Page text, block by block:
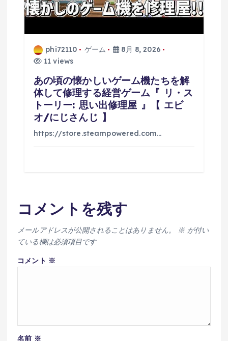
phi72110 ゲーム
8月 8, 2026
11 views
あの頃の懐かしいゲーム機たちを解
体して修理する経営ゲーム『 リ・ス
トーリー: 思い出修理屋 』【 エビ
オ/にじさんじ 】
https://store.steampowered.com…
コメントを残す
メールアドレスが公開されることはありません。 ※が付い
ている欄は必須項目です
コメント ※
名前 ※